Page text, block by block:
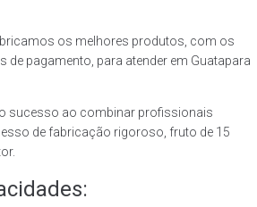
os melhores produtos, com os
de pagamento, para atender em Guatapara
sucesso ao combinar profissionais
de fabricação rigoroso, fruto de 15